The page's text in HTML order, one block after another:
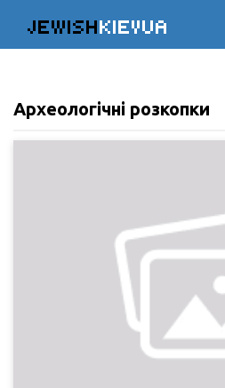
JEWISHKIEVUA
Археологічні розкопки